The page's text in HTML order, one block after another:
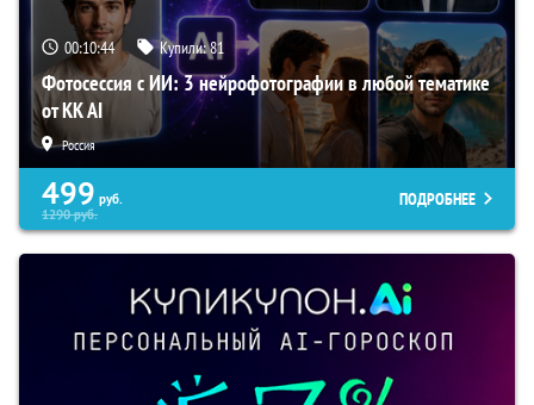
00:10:43 Купили:81
Фотосессия с ИИ: 3 нейрофотографии в любой тематике
от KK AI
Россия
499 руб.
1290руб.
ПОДРОБНЕЕ